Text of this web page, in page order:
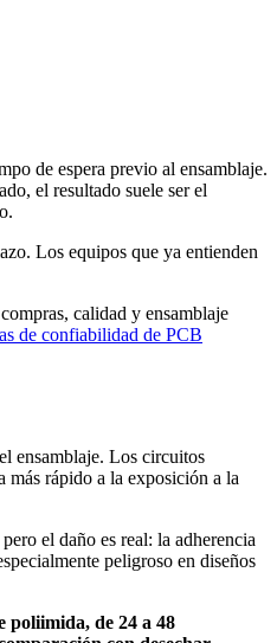
de espera previo al ensamblaje.
el resultado suele ser el
Los equipos que ya entienden
calidad y ensamblaje
de confiabilidad de PCB
ensamblaje. Los circuitos
más rápido a la exposición a la
el daño es real: la adherencia
peligroso en diseños
poliimida, de 24 a 48